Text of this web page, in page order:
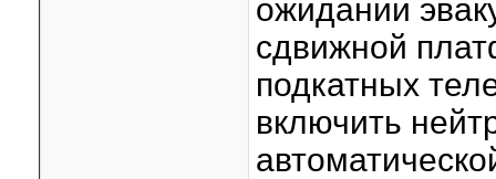
ожидании
сдвижной
подкатных
включить